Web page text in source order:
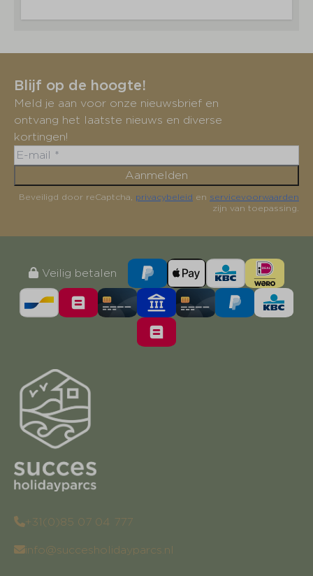
Blijf op de hoogte!
Meld je aan voor onze nieuwsbrief en
ontvang het laatste nieuws en diverse
kortingen!
Aanmelden
Beveiligd door reCaptcha, privacybeleid en servicevoorwaarden
zijn van toepassing.
Veilig betalen
+31(0)85 07 04 777
info@succesholidayparcs.nl